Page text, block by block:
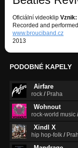
Oficiální videoklip Vznik:
Recorded and
www.brouciband.cz
2013
PODOBNÉ KAPELY
Airfare
rock / Praha
Wohnout
rock-world music
Xindl X
hip hop-folk /